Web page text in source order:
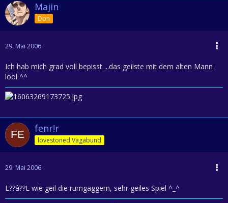
Majin
Don
29. Mai 2006
Ich hab mich grad voll bepisst ...das geilste mit dem alten Mann
lool ^^
fenr!r
lovestoned Vagabund
29. Mai 2006
L??â??L wie geil die rumgaggern, sehr geiles Spiel ^_^